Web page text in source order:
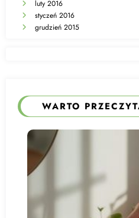
luty 2016
styczeń 2016
grudzień 2015
WARTO